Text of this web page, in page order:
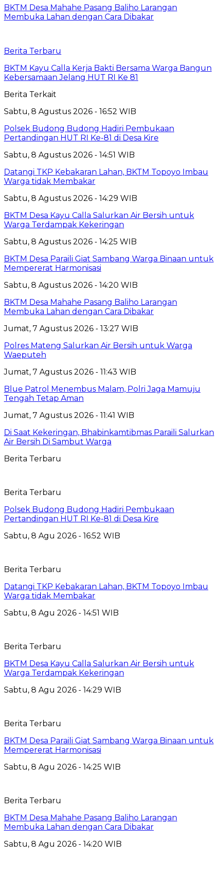
BKTM Desa Mahahe Pasang Baliho Larangan
Membuka Lahan dengan Cara Dibakar
Berita Terbaru
BKTM Kayu Calla Kerja Bakti Bersama Warga Bangun
Kebersamaan Jelang HUT RI Ke 81
Berita Terkait
Sabtu, 8 Agustus 2026 - 16:52 WIB
Polsek Budong Budong Hadiri Pembukaan
Pertandingan HUT RI Ke-81 di Desa Kire
Sabtu, 8 Agustus 2026 - 14:51 WIB
Datangi TKP Kebakaran Lahan, BKTM Topoyo Imbau
Warga tidak Membakar
Sabtu, 8 Agustus 2026 - 14:29 WIB
BKTM Desa Kayu Calla Salurkan Air Bersih untuk
Warga Terdampak Kekeringan
Sabtu, 8 Agustus 2026 - 14:25 WIB
BKTM Desa Paraili Giat Sambang Warga Binaan untuk
Mempererat Harmonisasi
Sabtu, 8 Agustus 2026 - 14:20 WIB
BKTM Desa Mahahe Pasang Baliho Larangan
Membuka Lahan dengan Cara Dibakar
Jumat, 7 Agustus 2026 - 13:27 WIB
Polres Mateng Salurkan Air Bersih untuk Warga
Waeputeh
Jumat, 7 Agustus 2026 - 11:43 WIB
Blue Patrol Menembus Malam, Polri Jaga Mamuju
Tengah Tetap Aman
Jumat, 7 Agustus 2026 - 11:41 WIB
Di Saat Kekeringan, Bhabinkamtibmas Paraili Salurkan
Air Bersih Di Sambut Warga
Berita Terbaru
Berita Terbaru
Polsek Budong Budong Hadiri Pembukaan
Pertandingan HUT RI Ke-81 di Desa Kire
Sabtu, 8 Agu 2026 - 16:52 WIB
Berita Terbaru
Datangi TKP Kebakaran Lahan, BKTM Topoyo Imbau
Warga tidak Membakar
Sabtu, 8 Agu 2026 - 14:51 WIB
Berita Terbaru
BKTM Desa Kayu Calla Salurkan Air Bersih untuk
Warga Terdampak Kekeringan
Sabtu, 8 Agu 2026 - 14:29 WIB
Berita Terbaru
BKTM Desa Paraili Giat Sambang Warga Binaan untuk
Mempererat Harmonisasi
Sabtu, 8 Agu 2026 - 14:25 WIB
Berita Terbaru
BKTM Desa Mahahe Pasang Baliho Larangan
Membuka Lahan dengan Cara Dibakar
Sabtu, 8 Agu 2026 - 14:20 WIB